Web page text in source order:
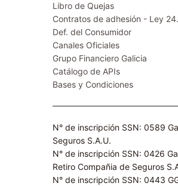
Libro de Quejas
Contratos de adhesión - Ley
Def. del Consumidor
Canales Oficiales
Grupo Financiero Galicia
Catálogo de APIs
Bases y Condiciones
N° de inscripción SSN: 0589
Seguros S.A.U.
N° de inscripción SSN: 0426
Retiro Compañia de Seguros
N° de inscripción SSN: 0443